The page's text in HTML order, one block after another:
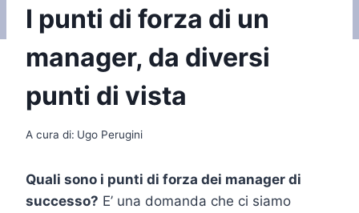
I punti di forza di un
manager, da diversi
punti di vista
A cura di: Ugo Perugini
Quali sono i punti di forza dei manager di
successo? E’ una domanda che ci siamo